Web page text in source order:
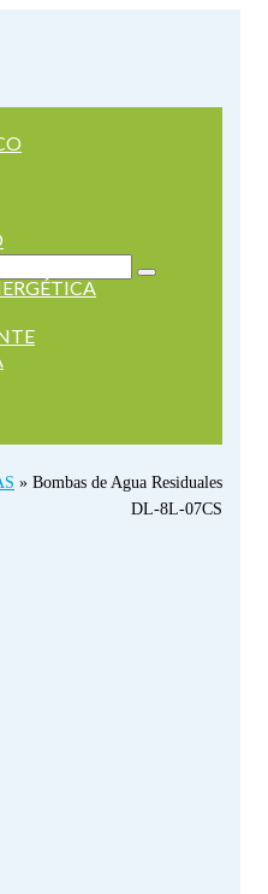
» Bombas de Agua Residuales
DL-8L-07CS